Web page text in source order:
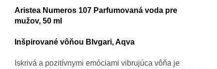
Aristea Numeros 107 Parfumovaná voda pre
mužov, 50 ml
Inšpirované vôňou Blvgari,Aqva
Iskrivá a pozitívnymi emóciami vibrujúca vôňa je